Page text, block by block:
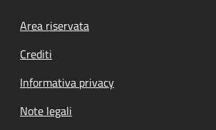
Footer menu
Area riservata
Crediti
Informativa privacy
Note legali